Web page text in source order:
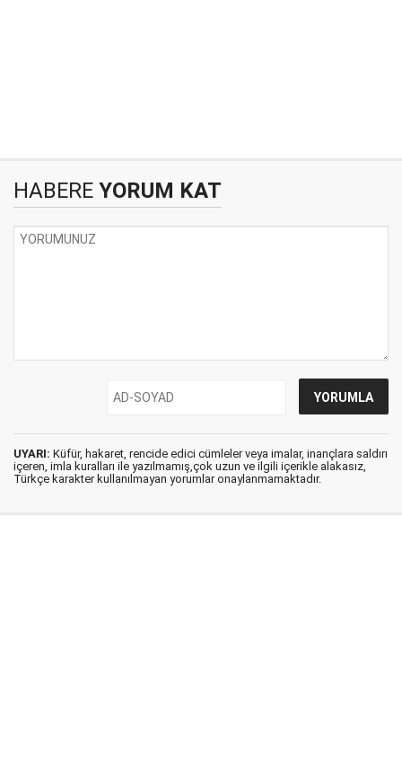
HABERE YORUM KAT
UYARI: Küfür, hakaret, rencide edici cümleler veya imalar, inançlara saldırı
içeren, imla kuralları ile yazılmamış,çok uzun ve ilgili içerikle alakasız,
Türkçe karakter kullanılmayan yorumlar onaylanmamaktadır.